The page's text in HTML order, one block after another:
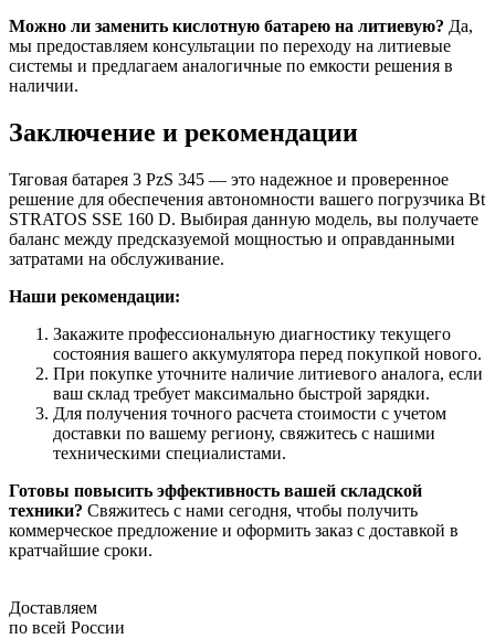
Можно ли заменить кислотную батарею на литиевую? Да,
мы предоставляем консультации по переходу на литиевые
системы и предлагаем аналогичные по емкости решения в
наличии.
Заключение и рекомендации
Тяговая батарея 3 PzS 345 — это надежное и проверенное
решение для обеспечения автономности вашего погрузчика Bt
STRATOS SSE 160 D. Выбирая данную модель, вы получаете
баланс между предсказуемой мощностью и оправданными
затратами на обслуживание.
Наши рекомендации:
Закажите профессиональную диагностику текущего
состояния вашего аккумулятора перед покупкой нового.
При покупке уточните наличие литиевого аналога, если
ваш склад требует максимально быстрой зарядки.
Для получения точного расчета стоимости с учетом
доставки по вашему региону, свяжитесь с нашими
техническими специалистами.
Готовы повысить эффективность вашей складской
техники? Свяжитесь с нами сегодня, чтобы получить
коммерческое предложение и оформить заказ с доставкой в
кратчайшие сроки.
Доставляем
по всей России